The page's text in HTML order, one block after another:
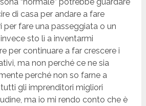
di casa per andare a fare
per fare una passeggiata o un
sto lì a inventarmi
per continuare a far crescere i
ma non perché ce ne sia
perché non so farne a
gli imprenditori migliori
ma io mi rendo conto che è